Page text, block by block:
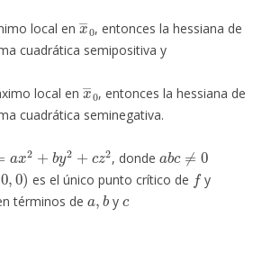
local en , entonces la hessiana de
cuadrática semipositiva y
local en , entonces la hessiana de
cuadrática seminegativa.
by + z
, donde
ab ≠ 0
00)
es el único punto crítico de
y
términos de
a ,b
y
c